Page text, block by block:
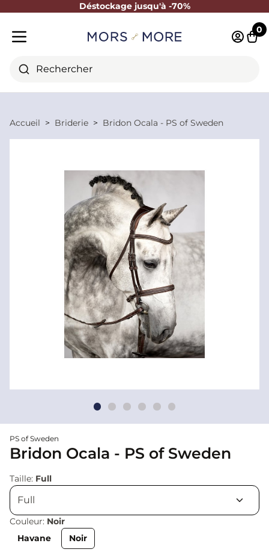
Déstockage jusqu'à -70%
Fermer
Rechercher
0
Accueil Briderie Bridon Ocala - PS of Sweden
PS of Sweden
Bridon Ocala - PS of Sweden
Taille: Full
Couleur: Noir
Havane
Noir